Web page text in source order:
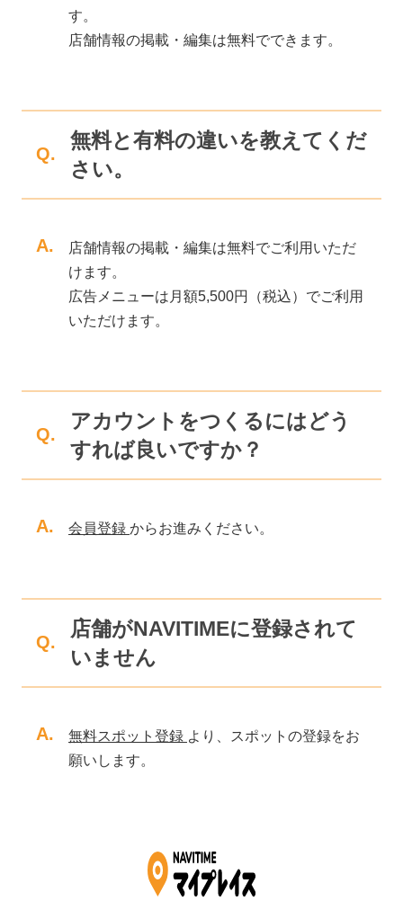
す。
店舗情報の掲載・編集は無料でできます。
Q.
無料と有料の違いを教えてくだ
さい。
A.
店舗情報の掲載・編集は無料でご利用いただ
けます。
広告メニューは月額5,500円（税込）でご利用
いただけます。
Q.
アカウントをつくるにはどう
すれば良いですか？
A. 会員登録 からお進みください。
Q.
店舗がNAVITIMEに登録されて
いません
A. 無料スポット登録 より、スポットの登録をお
願いします。